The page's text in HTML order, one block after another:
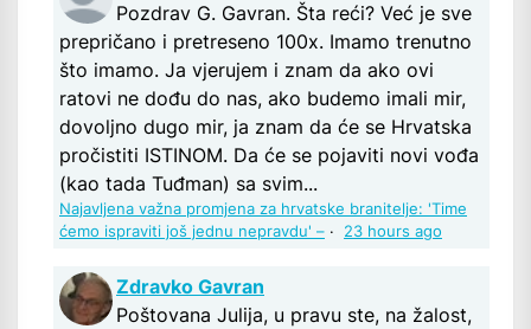
Pozdrav G. Gavran. Šta reći? Već je sve
prepričano i pretreseno 100x. Imamo trenutno
što imamo. Ja vjerujem i znam da ako ovi
ratovi ne dođu do nas, ako budemo imali mir,
dovoljno dugo mir, ja znam da će se Hrvatska
pročistiti ISTINOM. Da će se pojaviti novi vođa
(kao tada Tuđman) sa svim...
Najavljena važna promjena za hrvatske branitelje: 'Time
ćemo ispraviti još jednu nepravdu' – · 23 hours ago
Zdravko Gavran
Poštovana Julija, u pravu ste, na žalost,